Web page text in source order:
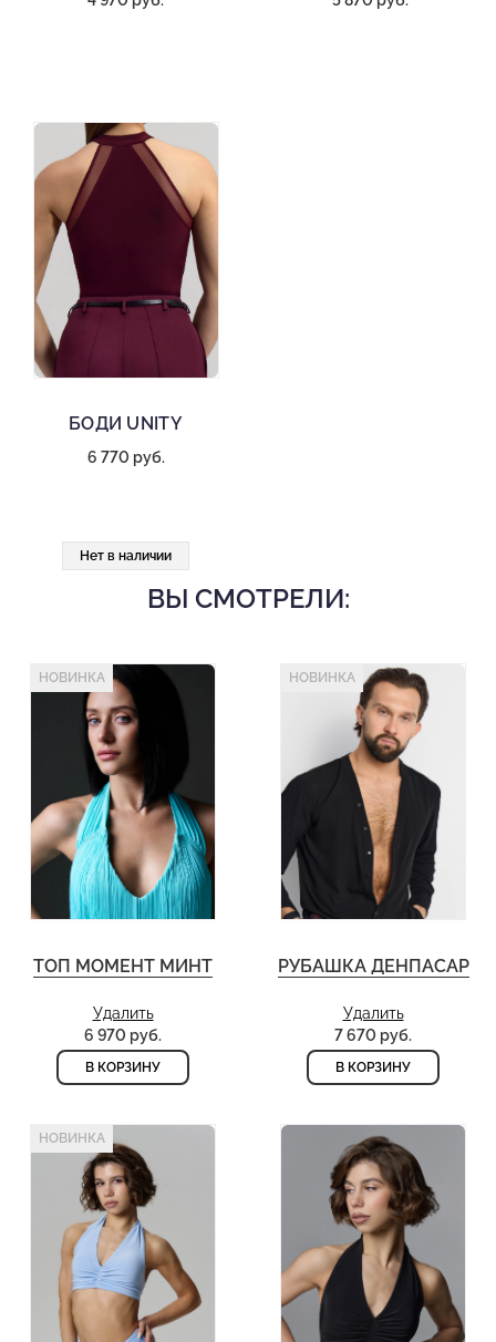
БОДИ UNITY
6 770 руб.
Нет в наличии
ВЫ СМОТРЕЛИ:
НОВИНКА
ТОП МОМЕНТ МИНТ
Удалить
6 970 руб.
В КОРЗИНУ
НОВИНКА
РУБАШКА ДЕНПАСАР
Удалить
7 670 руб.
В КОРЗИНУ
НОВИНКА